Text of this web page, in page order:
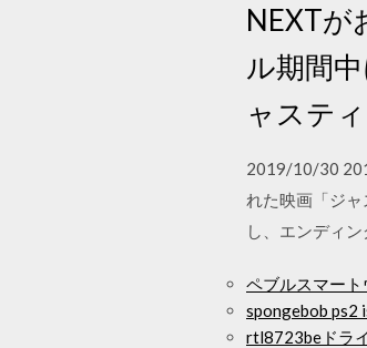
NEXTが
ル期間
ャステ
2019/10/30
れた映画「ジ
し、エンディ
ペブルスマー
spongebob ps2
rtl8723beドラ